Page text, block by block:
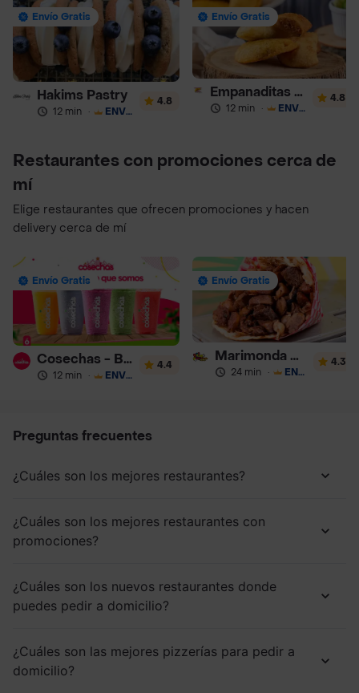
Envío Gratis
Hakims Pastry
12 min · ENVÍO GRATIS
4.8
Envío Gratis
Empanaditas de Pipian - Empanadas
12 min · ENVÍO GRATIS
4.8
Restaurantes con promociones cerca de
mí
Elige restaurantes que ofrecen promociones y hacen
delivery cerca de mí
Envío Gratis
Cosechas - Batidos
12 min · ENVÍO GRATIS
4.4
Envío Gratis
Marimonda del Mono
24 min · ENVÍO GRATIS
4.3
Preguntas frecuentes
¿Cuáles son los mejores restaurantes?
¿Cuáles son los mejores restaurantes con
promociones?
¿Cuáles son los nuevos restaurantes donde
puedes pedir a domicilio?
¿Cuáles son las mejores pizzerías para pedir a
domicilio?